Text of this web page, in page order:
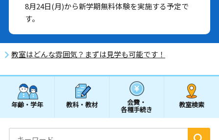
8月24日(月)から新学期無料体験を実施する予定で
す。
教室はどんな雰囲気？まずは見学も可能です！
年齢・学年 教科・教材 会費・
各種手続き
教室検索